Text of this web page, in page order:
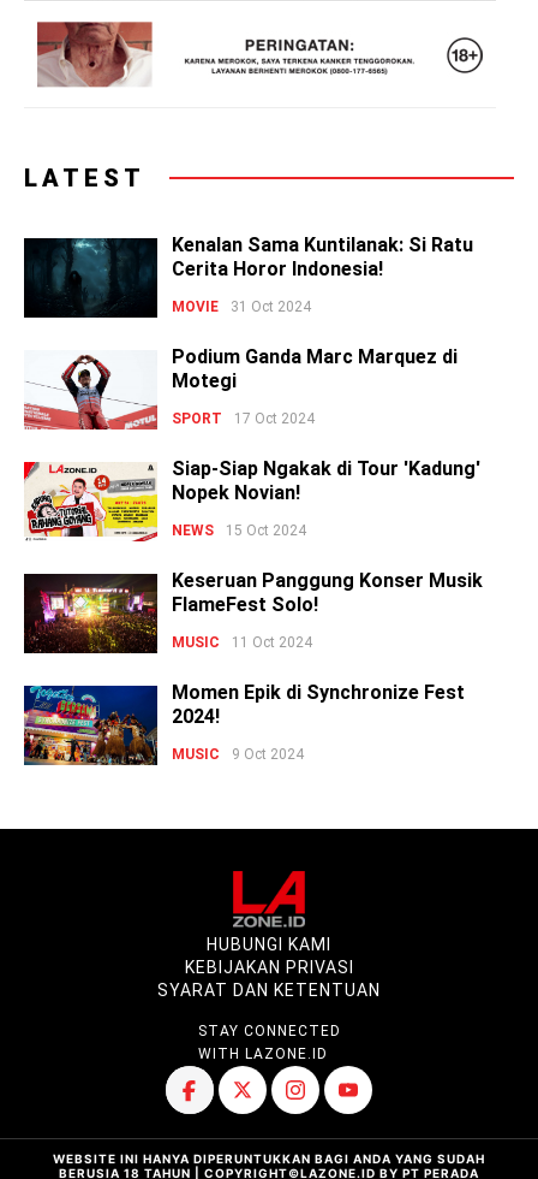
LATEST
Kenalan Sama Kuntilanak: Si Ratu
Cerita Horor Indonesia!
MOVIE 31 Oct 2024
Podium Ganda Marc Marquez di
Motegi
SPORT 17 Oct 2024
Siap-Siap Ngakak di Tour 'Kadung'
Nopek Novian!
NEWS 15 Oct 2024
Keseruan Panggung Konser Musik
FlameFest Solo!
MUSIC 11 Oct 2024
Momen Epik di Synchronize Fest
2024!
MUSIC 9 Oct 2024
HUBUNGI KAMI
KEBIJAKAN PRIVASI
SYARAT DAN KETENTUAN
STAY CONNECTED
WITH LAZONE.ID
WEBSITE INI HANYA DIPERUNTUKKAN BAGI ANDA YANG SUDAH
BERUSIA 18 TAHUN | COPYRIGHT©LAZONE.ID BY PT PERADA